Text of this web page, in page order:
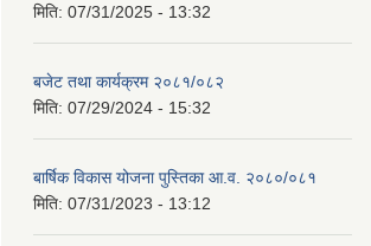
मिति: 07/31/2025 - 13:32
बजेट तथा कार्यक्रम २०८१/०८२
मिति: 07/29/2024 - 15:32
बार्षिक विकास योजना पुस्तिका आ.व. २०८०/०८१
मिति: 07/31/2023 - 13:12